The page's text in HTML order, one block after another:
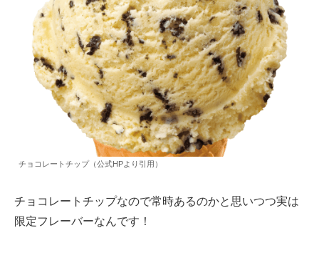
チョコレートチップ（公式HPより引用）
チョコレートチップなので常時あるのかと思いつつ実は
限定フレーバーなんです！